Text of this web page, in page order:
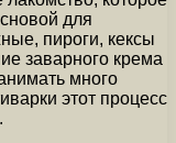
для
пироги, кексы
заварного крема
много
этот процесс